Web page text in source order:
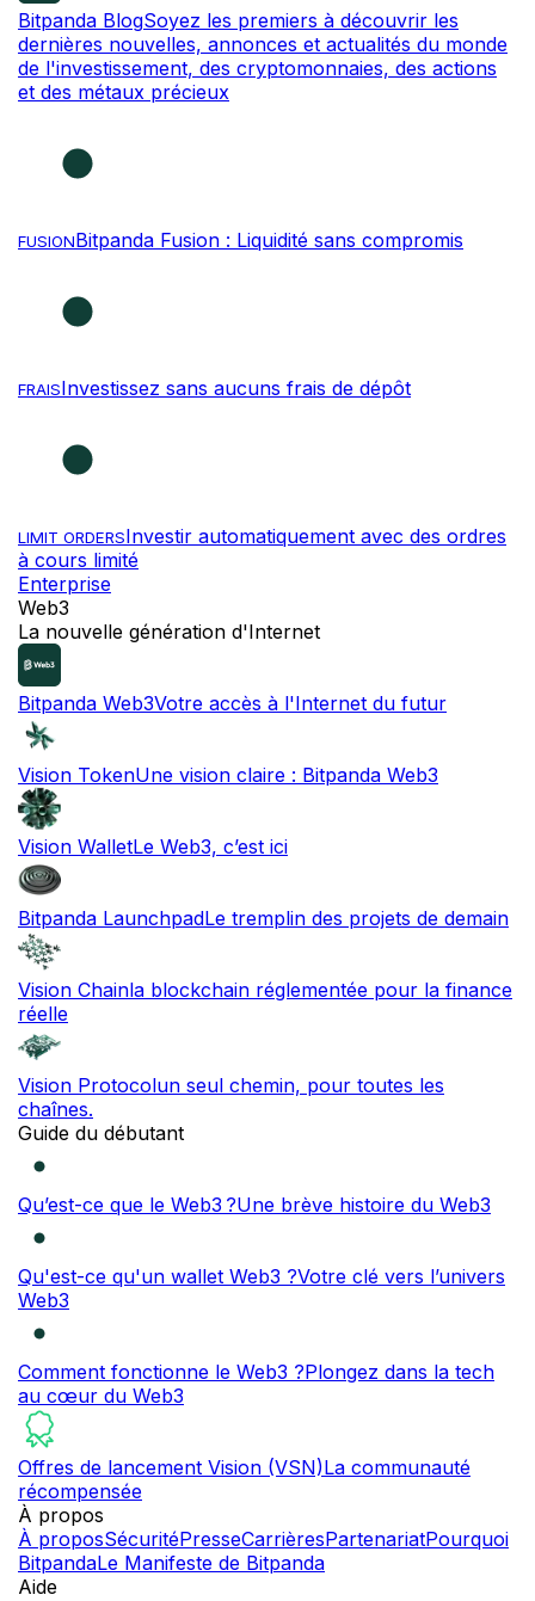
Bitpanda BlogSoyez les premiers à découvrir les
dernières nouvelles, annonces et actualités du monde
de l'investissement, des cryptomonnaies, des actions
et des métaux précieux
FUSIONBitpanda Fusion : Liquidité sans compromis
FRAISInvestissez sans aucuns frais de dépôt
LIMIT ORDERSInvestir automatiquement avec des ordres
à cours limité
Enterprise
Web3
La nouvelle génération d'Internet
Bitpanda Web3Votre accès à l'Internet du futur
Vision TokenUne vision claire : Bitpanda Web3
Vision WalletLe Web3, c’est ici
Bitpanda LaunchpadLe tremplin des projets de demain
Vision Chainla blockchain réglementée pour la finance
réelle
Vision Protocolun seul chemin, pour toutes les
chaînes.
Guide du débutant
Qu’est-ce que le Web3 ?Une brève histoire du Web3
Qu'est-ce qu'un wallet Web3 ?Votre clé vers l’univers
Web3
Comment fonctionne le Web3 ?Plongez dans la tech
au cœur du Web3
Offres de lancement Vision (VSN)La communauté
récompensée
À propos
À proposSécuritéPresseCarrièresPartenariatPourquoi
BitpandaLe Manifeste de Bitpanda
Aide